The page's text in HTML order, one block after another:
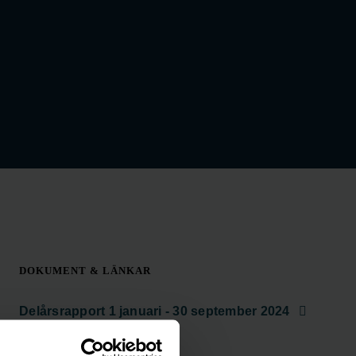
DOKUMENT & LÄNKAR
Delårsrapport 1 januari - 30 september 2024